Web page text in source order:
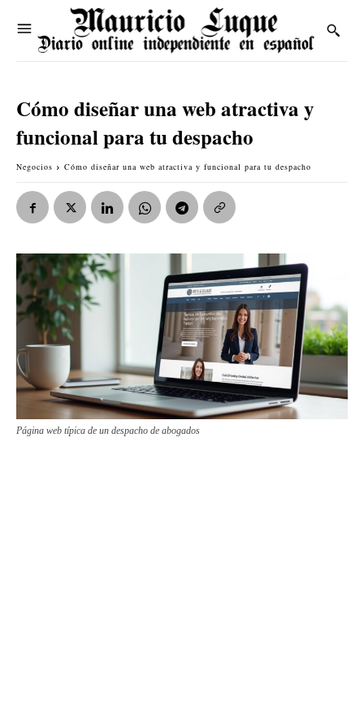
Cómo diseñar una web atractiva y
funcional para tu despacho
Negocios Cómo diseñar una web atractiva y funcional para tu despacho
Página web típica de un despacho de abogados